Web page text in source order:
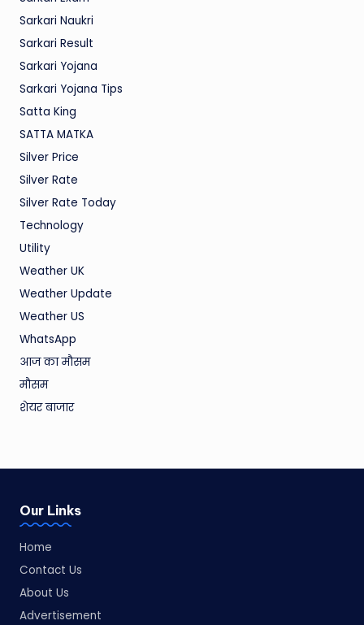
Sarkari Naukri
Sarkari Result
Sarkari Yojana
Sarkari Yojana Tips
Satta King
SATTA MATKA
Silver Price
Silver Rate
Silver Rate Today
Technology
Utility
Weather UK
Weather Update
Weather US
WhatsApp
आज का मौसम
मौसम
शेयर बाजार
Our Links
Home
Contact Us
About Us
Advertisement